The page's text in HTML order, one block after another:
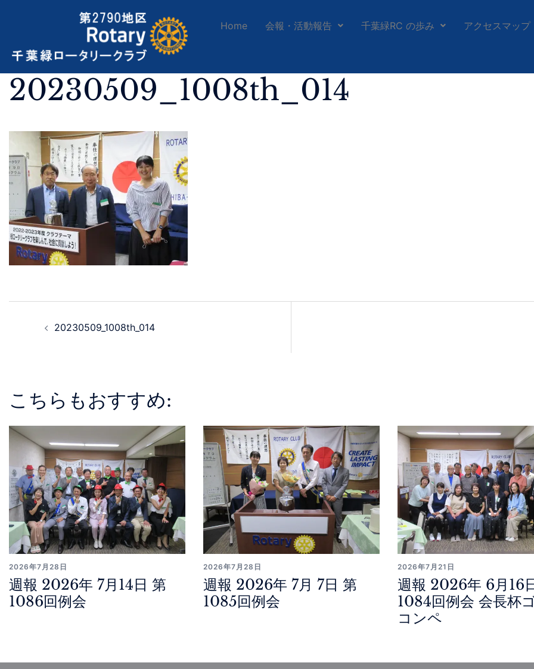
Home 会報・活動報告 千葉緑RC の歩み アクセスマップ
20230509_1008th_014
20230509_1008th_014
こちらもおすすめ:
2026年7月28日
週報 2026年 7月14日 第
1086回例会
2026年7月28日
週報 2026年 7月 7日 第
1085回例会
2026年7月21日
週報 2026年 6月16
1084回例会 会長杯
コンペ